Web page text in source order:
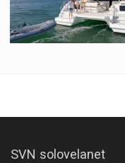
SVN solovelanet